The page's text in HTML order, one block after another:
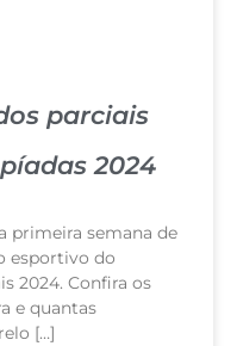
parciais
2024
primeira semana de
esportivo do
2024. Confira os
e quantas
[…]